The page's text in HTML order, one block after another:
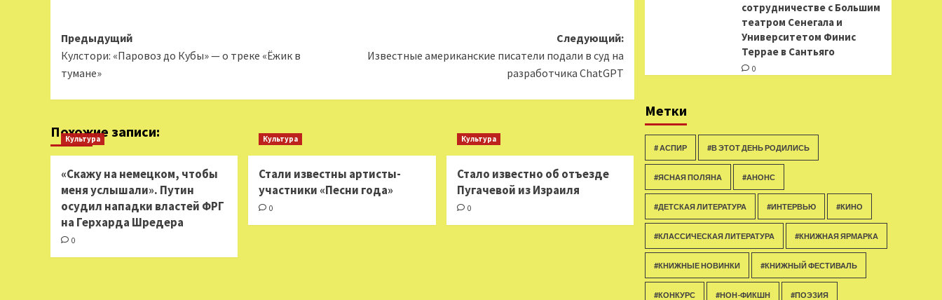
Навигация
записи
Предыдущий
Кулстори: «Паровоз до Кубы» — о треке «Ёжик в
тумане»
Следующий:
Известные американские писатели подали в суд на
разработчика ChatGPT
Похожие записи:
Культура
«Скажу на немецком, чтобы
меня услышали». Путин
осудил нападки властей ФРГ
на Герхарда Шредера
0
Культура
Стали известны артисты-
участники «Песни года»
0
Культура
Стало известно об отъезде
Пугачевой из Израиля
0
сотрудничестве с Большим
театром Сенегала и
Университетом Финис
Террае в Сантьяго
0
Метки
# АСПИР #В ЭТОТ ДЕНЬ РОДИЛИСЬ
#ЯСНАЯ ПОЛЯНА #АНОНС
#ДЕТСКАЯ ЛИТЕРАТУРА #ИНТЕРВЬЮ #КИНО
#КЛАССИЧЕСКАЯ ЛИТЕРАТУРА #КНИЖНАЯ ЯРМАРКА
#КНИЖНЫЕ НОВИНКИ #КНИЖНЫЙ ФЕСТИВАЛЬ
#КОНКУРС #НОН-ФИКШН #ПОЭЗИЯ